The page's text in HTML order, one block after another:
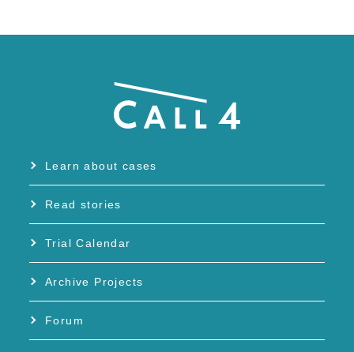
Learn about cases
Read stories
Trial Calendar
Archive Projects
Forum